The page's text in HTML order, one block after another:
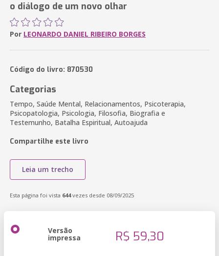
o diálogo de um novo olhar
Por LEONARDO DANIEL RIBEIRO BORGES
Código do livro: 870530
Categorias
Tempo, Saúde Mental, Relacionamentos, Psicoterapia,
Psicopatologia, Psicologia, Filosofia, Biografia e
Testemunho, Batalha Espiritual, Autoajuda
Compartilhe este livro
Leia um trecho
Esta página foi vista 644vezes desde 08/09/2025
Versão
impressa R$ 59,30